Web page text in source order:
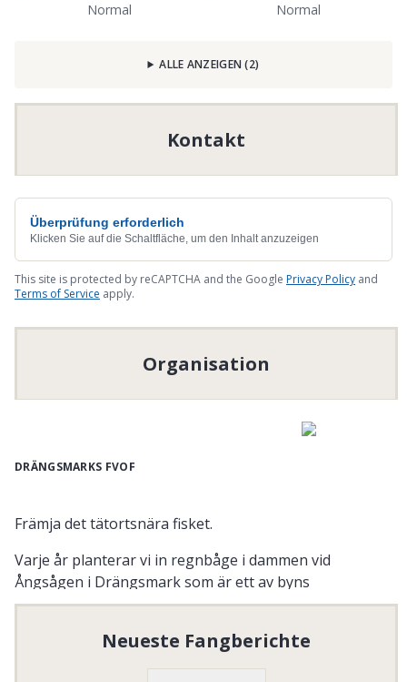
Normal Normal
ALLE ANZEIGEN(2)
Kontakt
Überprüfung erforderlich
Klicken Sie auf die Schaltfläche, um den Inhalt anzuzeigen
This site is protected by reCAPTCHA and the Google Privacy Policy and
Terms of Service apply.
Organisation
DRÄNGSMARKS FVOF
Främja det tätortsnära fisket.
Varje år planterar vi in regnbåge i dammen vid
Ångsågen i Drängsmark som är ett av byns
knytpunkter under sommaren.
Organisationsnummer:802426-8594
Neueste Fangberichte